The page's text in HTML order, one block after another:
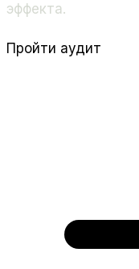
эффекта.
Пройти аудит